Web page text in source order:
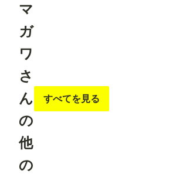
マ
ガ
ワ
さ
ん
の
他
の
すべてを見る